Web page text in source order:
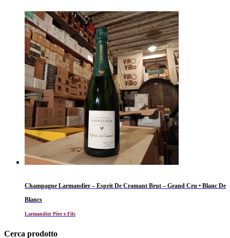
Champagne Larmandier – Esprit De Cramant Brut – Grand Cru • Blanc De
Blancs
Larmandier Père e Fils
Cerca prodotto